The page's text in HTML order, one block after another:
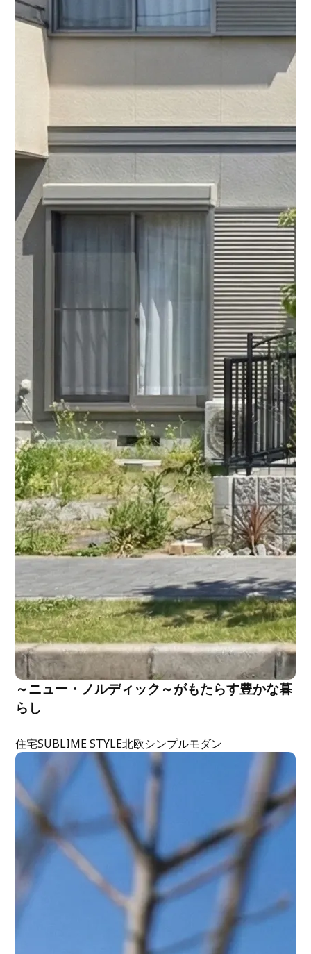
～ニュー・ノルディック～がもたらす豊かな暮
らし
住宅SUBLIME STYLE北欧シンプルモダン